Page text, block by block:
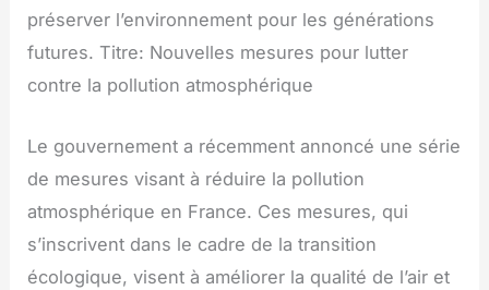
préserver l’environnement pour les générations
futures. Titre: Nouvelles mesures pour lutter
contre la pollution atmosphérique
Le gouvernement a récemment annoncé une série
de mesures visant à réduire la pollution
atmosphérique en France. Ces mesures, qui
s’inscrivent dans le cadre de la transition
écologique, visent à améliorer la qualité de l’air et